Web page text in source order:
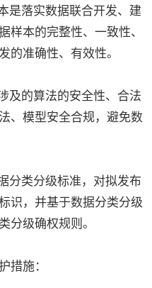
是落实数据联合开发、建
样本的完整性、一致性、
的准确性、有效性。
及的算法的安全性、合法
、模型安全合规，避免数
分类分级标准，对拟发布
识，并基于数据分类分级
分级确权规则。
措施：